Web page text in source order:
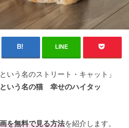
LINE
いう名のストリート・キャット」
いう名の猫 幸せのハイタッ
を無料で見る方法を紹介します。